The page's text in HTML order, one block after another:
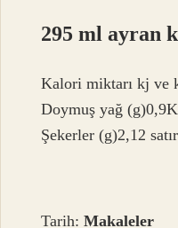
295 ml ayran
Kalori miktarı kj ve
Doymuş yağ
Şekerler (g)2,12
Tarih:Makaleler